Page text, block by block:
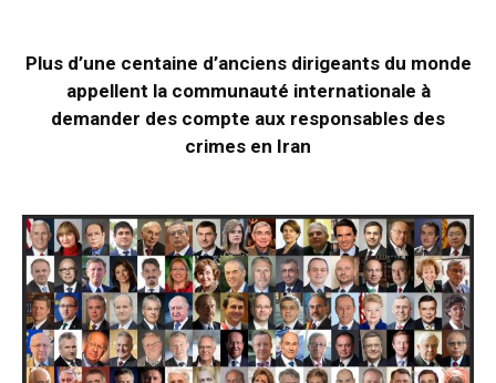
Plus d’une centaine d’anciens dirigeants du monde
appellent la communauté internationale à
demander des compte aux responsables des
crimes en Iran